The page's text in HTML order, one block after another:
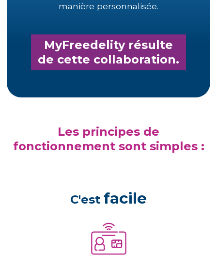
manière personnalisée.
MyFreedelity résulte
de cette collaboration.
Les principes de
fonctionnement sont simples :
C'est facile